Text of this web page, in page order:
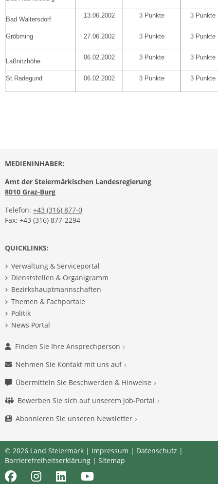
Bad Waltersdorf
13.06.2002 3 Punkte 3 Punkte
Gröbming 27.06.2002 3 Punkte 3 Punkte
Laßnitzhöhe
06.02.2002 3 Punkte 3 Punkte
St.Radegund 06.02.2002 3 Punkte 3 Punkte
MEDIENINHABER:
Amt der Steiermärkischen Landesregierung
8010 Graz-Burg
Telefon: +43 (316) 877-0
Fax: +43 (316) 877-2294
QUICKLINKS:
Verwaltung & Serviceportal
Dienststellen & Organigramm
Bezirkshauptmannschaften
Themen & Fachportale
Politik
News Portal
Finden Sie Ihre Ansprechperson
Nehmen Sie Kontakt mit uns auf
Übermitteln Sie Beschwerden & Hinweise
Bewerben Sie sich auf unserem Job-Portal
Abonnieren Sie unseren Newsletter
© 2026 Land Steiermark | Impressum | Datenschutz |
Barrierefreiheitserklärung | Sitemap
FacebookInstagramLinkedInYoutube